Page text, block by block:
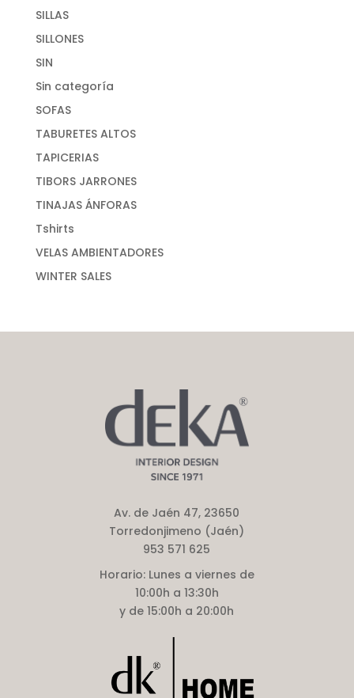
SILLAS
SILLONES
SIN
Sin categoría
SOFAS
TABURETES ALTOS
TAPICERIAS
TIBORS JARRONES
TINAJAS ÁNFORAS
Tshirts
VELAS AMBIENTADORES
WINTER SALES
Av. de Jaén 47, 23650
Torredonjimeno (Jaén)
953 571 625
Horario:Lunes a viernes de
10:00h a 13:30h
y de 15:00h a 20:00h